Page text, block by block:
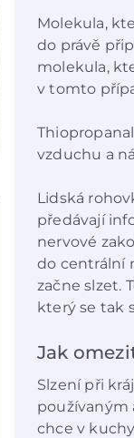
Molekula,
do právě
molekula,
v tomto
vzduchu a
Lidská
předávají
nervové
do centrální
začne slzet.
který se tak
Jak
Slzení při
používaným
chce v